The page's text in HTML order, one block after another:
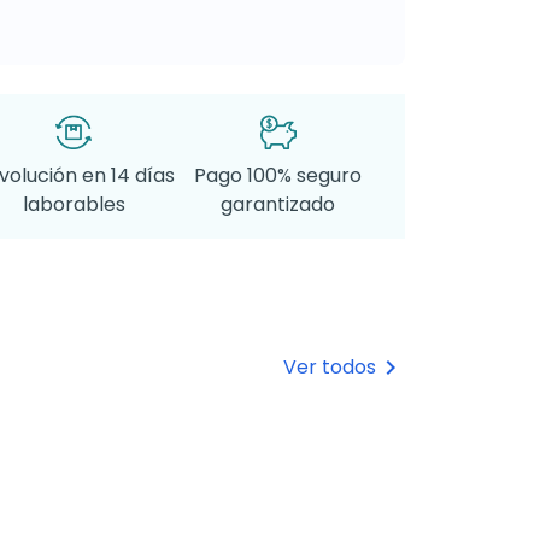
en 14 días
laborables
Pago 100% seguro
garantizado
Ver todos keyboard_arrow_right